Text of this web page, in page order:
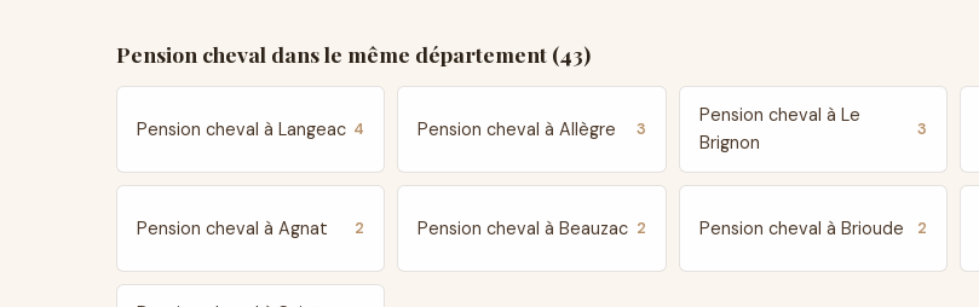
Pension cheval dans le même département (43)
Pension cheval à Langeac 4 Pension cheval à Allègre 3
Pension cheval à Le
Brignon
3
Pension cheval à Agnat 2 Pension cheval à Beauzac 2 Pension cheval à Brioude 2